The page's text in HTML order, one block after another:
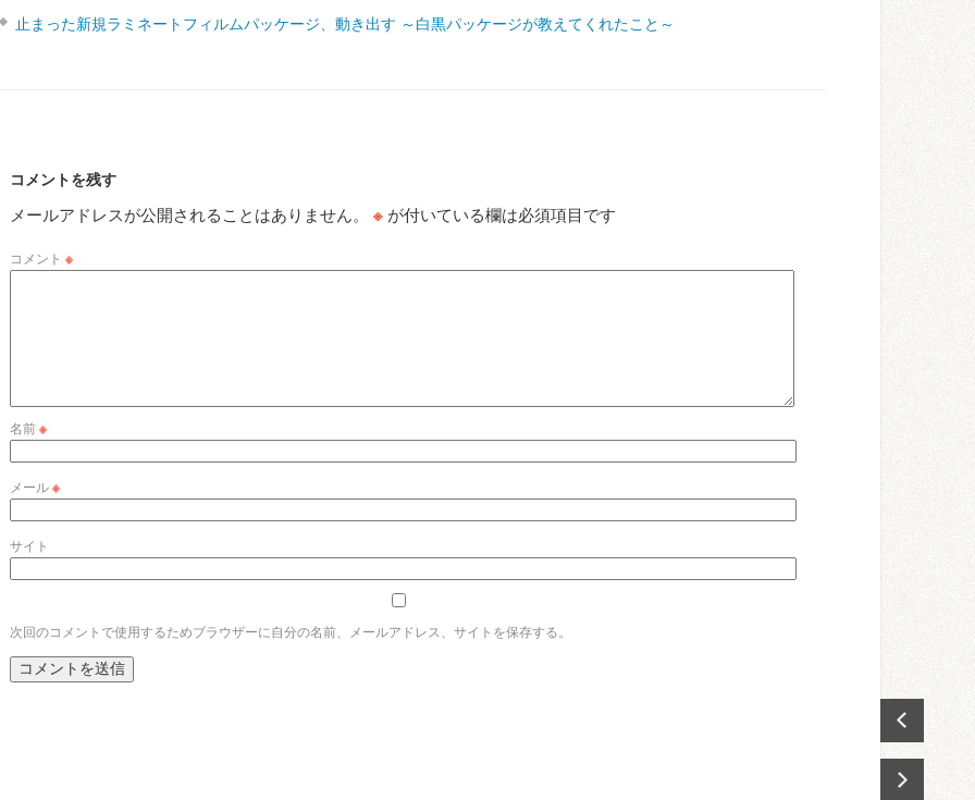
止まった新規ラミネートフィルムパッケージ、動き出す ～白黒パッケージが教えてくれたこと～
コメントを残す
メールアドレスが公開されることはありません。 ※ が付いている欄は必須項目です
コメント ※
名前※
メール※
サイト
次回のコメントで使用するためブラウザーに自分の名前、メールアドレス、サイトを保存する。